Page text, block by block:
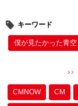
キーワード
僕が⾒たかった⻘空
CMNOW CM